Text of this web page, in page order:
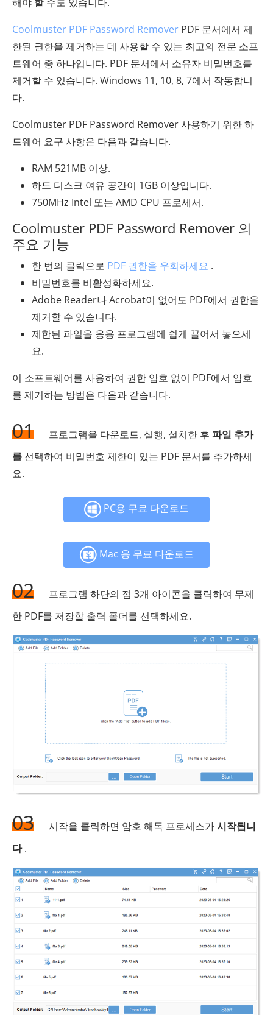
Coolmuster PDF Password Remover PDF 문서에서 제
한된 권한을 제거하는 데 사용할 수 있는 최고의 전문 소프
트웨어 중 하나입니다. PDF 문서에서 소유자 비밀번호를
제거할 수 있습니다. Windows 11, 10, 8, 7에서 작동합니
다.
Coolmuster PDF Password Remover 사용하기 위한 하
드웨어 요구 사항은 다음과 같습니다.
RAM 521MB 이상.
하드 디스크 여유 공간이 1GB 이상입니다.
750MHz Intel 또는 AMD CPU 프로세서.
Coolmuster PDF Password Remover 의
주요 기능
한 번의 클릭으로 PDF 권한을 우회하세요 .
비밀번호를 비활성화하세요.
Adobe Reader나 Acrobat이 없어도 PDF에서 권한을
제거할 수 있습니다.
제한된 파일을 응용 프로그램에 쉽게 끌어서 놓으세
요.
이 소프트웨어를 사용하여 권한 암호 없이 PDF에서 암호
를 제거하는 방법은 다음과 같습니다.
01 프로그램을 다운로드, 실행, 설치한 후 파일 추가
를 선택하여 비밀번호 제한이 있는 PDF 문서를 추가하세
요.
PC용 무료 다운로드
Mac 용 무료 다운로드
02
프로그램 하단의 점 3개 아이콘을 클릭하여 무제
한 PDF를 저장할 출력 폴더를 선택하세요.
03 시작을 클릭하면 암호 해독 프로세스가시작됩니
다.